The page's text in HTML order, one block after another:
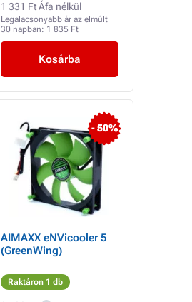
1 331 Ft Áfa nélkül
Legalacsonyabb ár az elmúlt
30 napban: 1 835 Ft
Kosárba
- 50%
AIMAXX eNVicooler 5
(GreenWing)
Raktáron 1 db